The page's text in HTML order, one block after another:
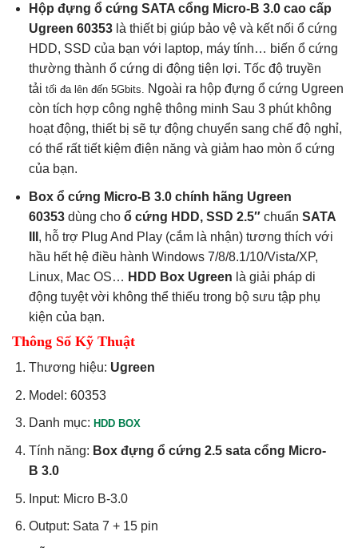
Hộp đựng ổ cứng SATA cổng Micro-B 3.0 cao cấp
Ugreen 60353là thiết bị giúp bảo vệ và kết nối ổ cứng
HDD, SSD của bạn với laptop, máy tính… biến ổ cứng
thường thành ổ cứng di động tiện lợi. Tốc độ truyền
tải tối đa lên đến 5Gbits.
Ngoài ra hộp đựng ổ cứng Ugreen
còn tích hợp công nghệ thông minh Sau 3 phút không
hoạt động, thiết bị sẽ tự động chuyển sang chế độ nghỉ,
có thể rất tiết kiệm điện năng và giảm hao mòn ổ cứng
của bạn.
Box ổ cứng Micro-B 3.0 chính hãng Ugreen
60353dùng cho ổ cứng HDD, SSD 2.5″chuẩn SATA
, hỗ trợ Plug And Play (cắm là nhận) tương thích với
hầu hết hệ điều hành Windows 7/8/8.1/10/Vista/XP,
Linux, Mac OS… HDD Box Ugreen là giải pháp di
động tuyệt vời không thể thiếu trong bộ sưu tập phụ
kiện của bạn.
Thông Số Kỹ Thuật
Thương hiệu: Ugreen
Model: 60353
Danh mục: HDD BOX
Tính năng: Box đựng ổ cứng 2.5 sata cổng Micro-
B 3.0
Input: Micro B-3.0
Output: Sata 7 + 15 pin